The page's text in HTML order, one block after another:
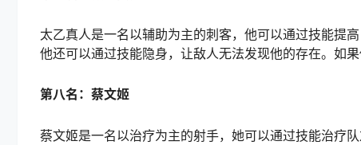
太乙真人是一名以辅助为主的刺客，他可以通过技能提
他还可以通过技能隐身，让敌人无法发现他的存在。如
第八名：蔡文姬
蔡文姬是一名以治疗为主的射手，她可以通过技能治疗